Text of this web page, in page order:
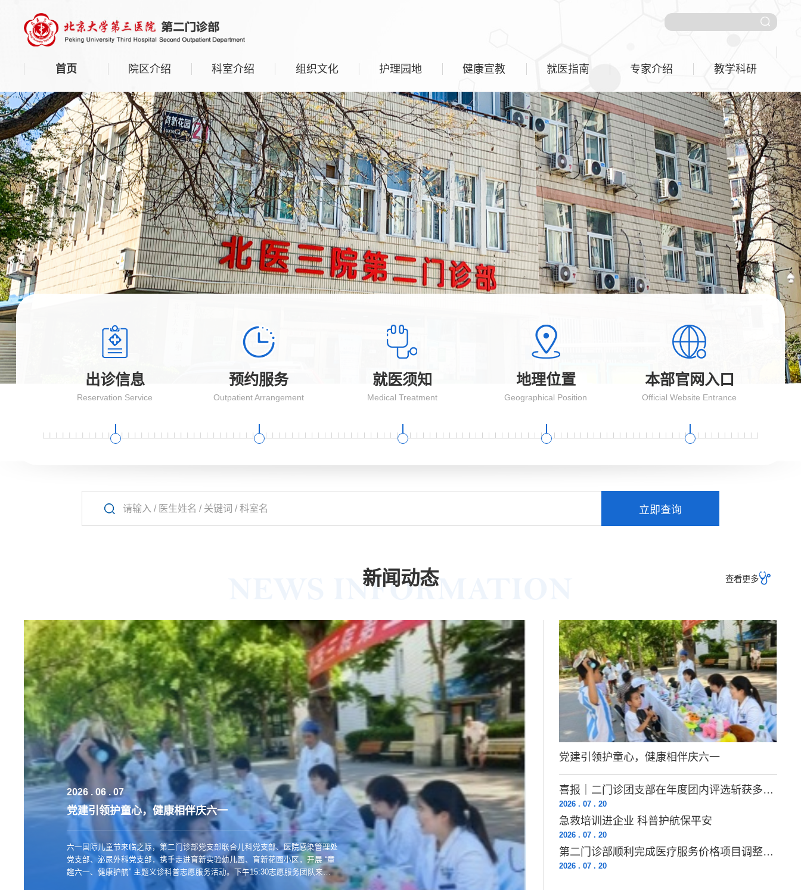
首页 院区介绍 科室介绍 组织文化 护理园地 健康宣教 就医指南 专家介绍 教学科研
出诊信息
Reservation Service
预约服务
Outpatient Arrangement
就医须知
Medical Treatment
地理位置
Geographical Position
本部官网入口
Official Website Entrance
NEWS INFORMATION
新闻动态 查看更多
2026 . 06 . 07
党建引领护童心，健康相伴庆六一
六一国际儿童节来临之际，第二门诊部党支部联合儿科党支部、医院感染管理处
党支部、泌尿外科党支部，携手走进育新实验幼儿园、育新花园小区，开展 “童
趣六一、健康护航” 主题义诊科普志愿服务活动。下午15:30志愿服务团队来到
育新实验幼儿园。医务人员围绕儿童手卫生知识，依托二门诊原创手绘手卫生绘
党建引领护童心，健康相伴庆六一
喜报｜二门诊团支部在年度团内评选斩获多项荣誉
2026 . 07 . 20
急救培训进企业 科普护航保平安
2026 . 07 . 20
第二门诊部顺利完成医疗服务价格项目调整工作
2026 . 07 . 20